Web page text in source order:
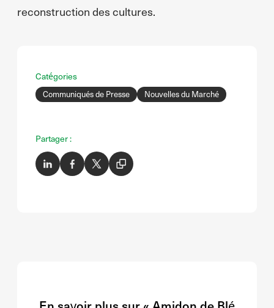
reconstruction des cultures.
Catégories
Communiqués de Presse Nouvelles du Marché
Partager :